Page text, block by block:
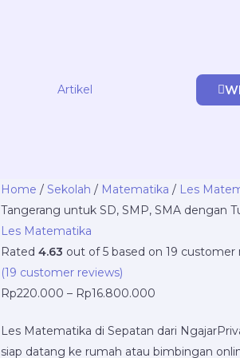
Artikel
Home / Sekolah / Matematika / Les
Tangerang untuk SD, SMP, SMA dengan
Les Matematika
Rated 4.63 out of 5 based on 19 customer
(19 customer reviews)
Rp220.000 – Rp16.800.000
Price
range:
through
Les Matematika di Sepatan dari
siap datang ke rumah atau bimbingan
Les
Matematika
di
Sepatan,
Tangerang
untuk
SMP,
SMA